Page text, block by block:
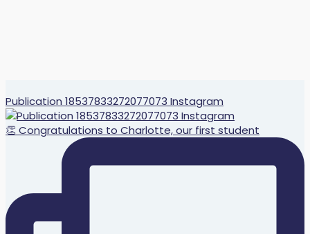
Publication 18537833272077073 Instagram
👏 Congratulations to Charlotte, our first student